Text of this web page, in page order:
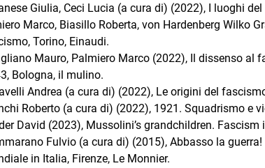
Giulia, Ceci Lucia (a cura di) (2022), I luoghi
Marco, Biasillo Roberta, von Hardenberg Wilko
Torino, Einaudi.
Mauro, Palmiero Marco (2022), Il dissenso al
Bologna, il mulino.
Andrea (a cura di) (2022), Le origini del
Roberto (a cura di) (2022), 1921. Squadrismo e
David (2023), Mussolini’s grandchildren.
Fulvio (a cura di) (2015), Abbasso la
in Italia, Firenze, Le Monnier.